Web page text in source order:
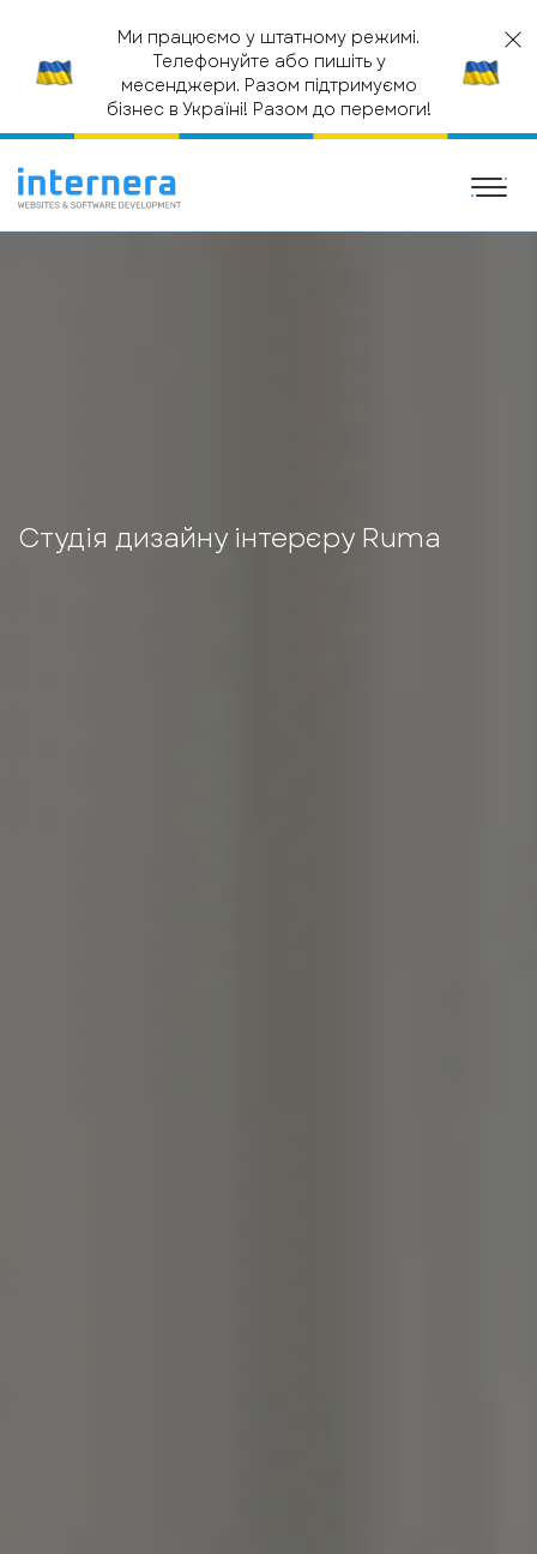
Ми працюємо у штатному режимі.
Телефонуйте або пишіть у
месенджери. Разом підтримуємо
бізнес в Україні! Разом до перемоги!
ГОЛОВНА САЙТ КОМПАНІЇ
СТУДІЯ ДИЗАЙНУ ІНТЕРЄРУ
RUMA
Студія дизайну інтерєру Ruma